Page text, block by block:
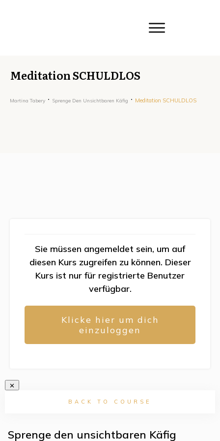
Meditation SCHULDLOS
Martina Tabery Sprenge Den Unsichtbaren Käfig Meditation SCHULDLOS
Sie müssen angemeldet sein, um auf
diesen Kurs zugreifen zu können. Dieser
Kurs ist nur für registrierte Benutzer
verfügbar.
Klicke hier um dich
einzuloggen
BACK TO COURSE
Sprenge den unsichtbaren Käfig